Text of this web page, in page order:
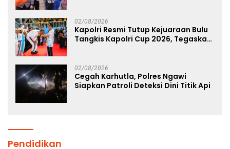
02/08/2026
Kapolri Resmi Tutup Kejuaraan Bulu
Tangkis Kapolri Cup 2026, Tegaskan
02/08/2026
Cegah Karhutla, Polres Ngawi
Siapkan Patroli Deteksi Dini Titik Api
Pendidikan